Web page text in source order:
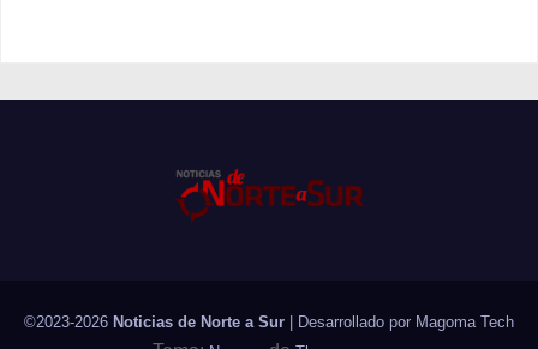
©2023-2026 Noticias de Norte a Sur | Desarrollado por Magoma Tech